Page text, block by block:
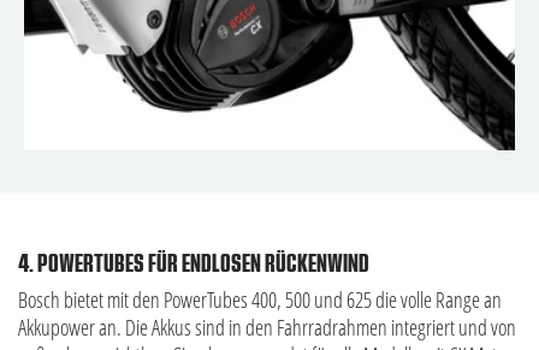
4. POWERTUBES FÜR ENDLOSEN RÜCKENWIND
Bosch bietet mit den PowerTubes 400, 500 und 625 die volle Range an
Akkupower an. Die Akkus sind in den Fahrradrahmen integriert und von